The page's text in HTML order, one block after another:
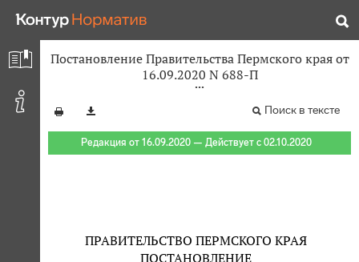
Постановление Правительства Пермского края от
16.09.2020 N 688-П
Поиск в тексте
Редакция от 16.09.2020 — Действует с 02.10.2020
ПРАВИТЕЛЬСТВО ПЕРМСКОГО КРАЯ
ПОСТАНОВЛЕНИЕ